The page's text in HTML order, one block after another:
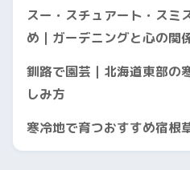
スー・スチュアート・スミ
め｜ガーデニングと心の関
釧路で園芸｜北海道東部の
しみ方
寒冷地で育つおすすめ宿根